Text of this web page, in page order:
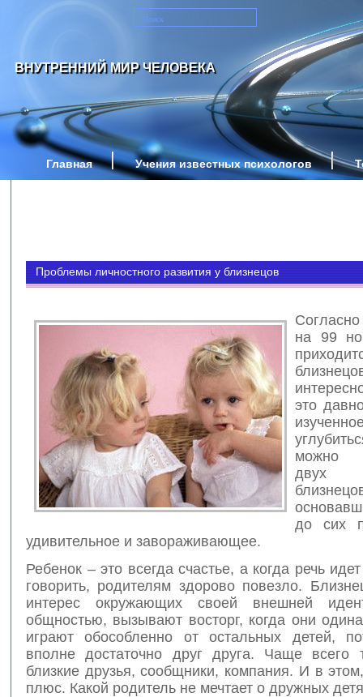
ВНУТРЕННИЙ МИР ЧЕЛОВЕКА
Главная Учения известных психологов
Проблемы личностного развития у близнецов
на 99
это
можно
двух
до сих
удивительное и завораживающее.
Ребенок – это всегда счастье, а когда речь
говорить, родителям здорово повезло.
интерес окружающих своей внешней
общностью, вызывают восторг, когда они
играют обособленно от остальных детей,
вполне достаточно друг друга. Чаще всего
близкие друзья, сообщники, компания. И в
плюс. Какой родитель не мечтает о дружных